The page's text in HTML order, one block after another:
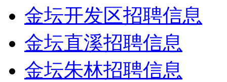
金坛开发区招聘信息
金坛直溪招聘信息
金坛朱林招聘信息